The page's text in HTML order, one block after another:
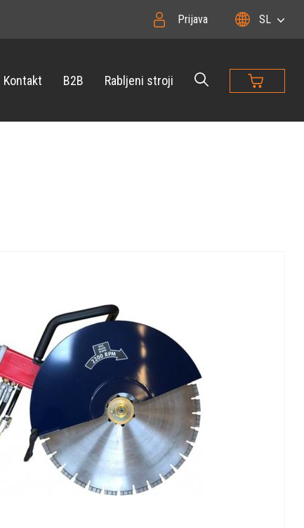
Prijava SL
Kontakt B2B Rabljeni stroji